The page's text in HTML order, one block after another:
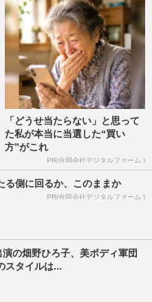
「どうせ当たらない」と思って
た私が本当に当選した“買い
方”がこれ
PR(合同会社デジタルファーム )
る側に回るか、このままか
PR(合同会社デジタルファーム )
演の畑野ひろ子、美ボディ軍団
スタイルは...